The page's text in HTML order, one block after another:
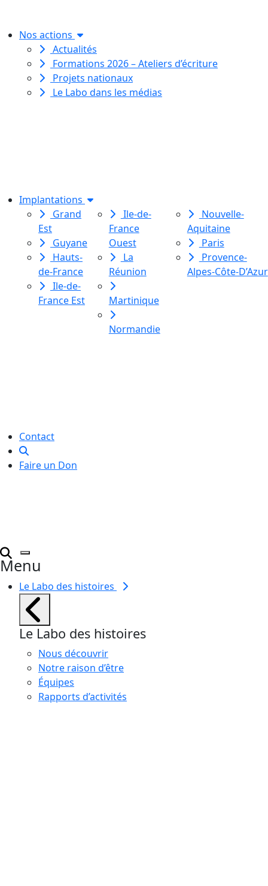
Nos actions
Actualités
Formations 2026 – Ateliers d’écriture
Projets nationaux
Le Labo dans les médias
Implantations
Grand
Est
Guyane
Hauts-
de-France
Ile-de-
France Est
Ile-de-
France
Ouest
La
Réunion
Martinique
Normandie
Nouvelle-
Aquitaine
Paris
Provence-
Alpes-Côte-D’Azur
Contact
Faire un Don
Menu
Le Labo des histoires
Le Labo des histoires
Nous découvrir
Notre raison d’être
Équipes
Rapports d’activités